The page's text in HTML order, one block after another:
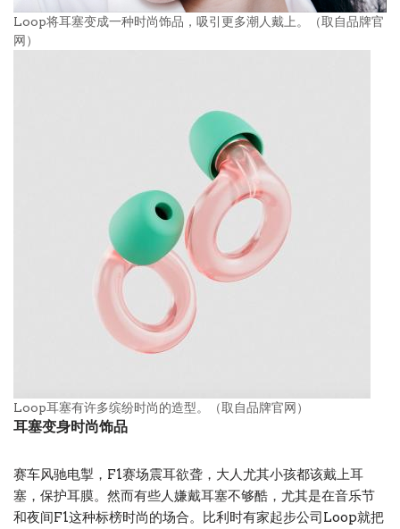
Loop将耳塞变成一种时尚饰品，吸引更多潮人戴上。（取自品牌官
网）
Loop耳塞有许多缤纷时尚的造型。（取自品牌官网）
耳塞变身时尚饰品
赛车风驰电掣，F1赛场震耳欲聋，大人尤其小孩都该戴上耳
塞，保护耳膜。然而有些人嫌戴耳塞不够酷，尤其是在音乐节
和夜间F1这种标榜时尚的场合。比利时有家起步公司Loop就把